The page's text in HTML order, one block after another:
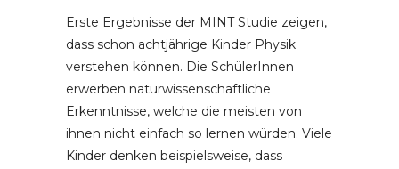
Erste Ergebnisse der MINT Studie zeigen,
dass schon achtjährige Kinder Physik
verstehen können. Die SchülerInnen
erwerben naturwissenschaftliche
Erkenntnisse, welche die meisten von
ihnen nicht einfach so lernen würden. Viele
Kinder denken beispielsweise, dass